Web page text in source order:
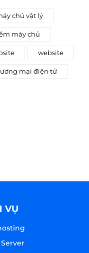
chủ vật lý
máy chủ
website
mại điện tử
VỤ